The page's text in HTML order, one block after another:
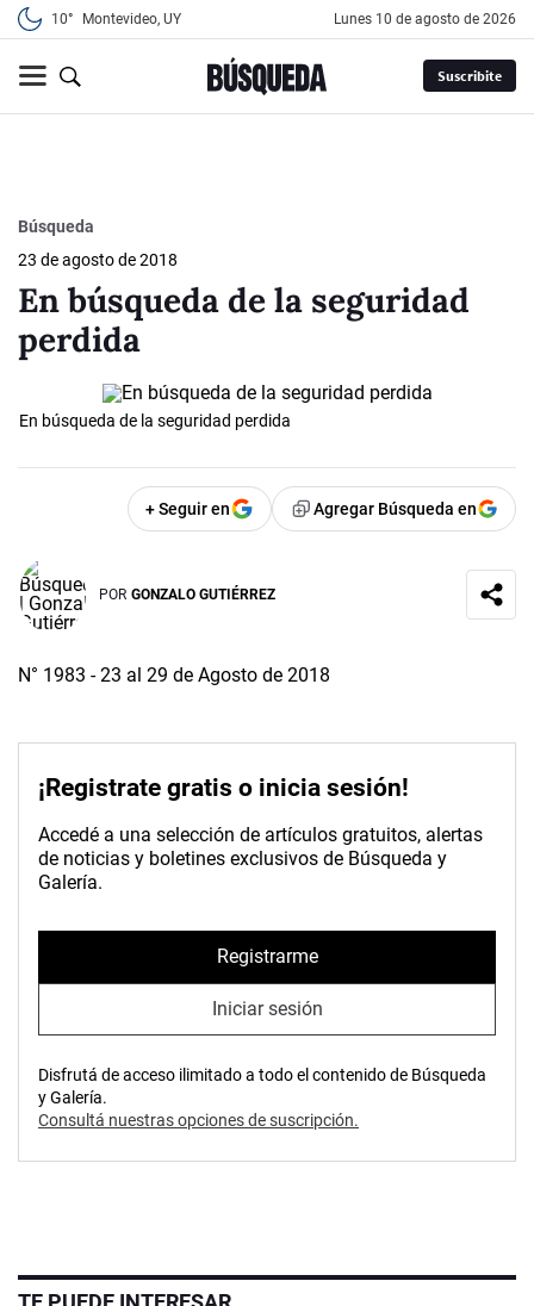
10° Montevideo, UY lunes 10 de agosto de 2026
Suscribite
Búsqueda
23 de agosto de 2018
En búsqueda de la seguridad
perdida
En búsqueda de la seguridad perdida
+ Seguir en Agregar Búsqueda en
POR GONZALO GUTIÉRREZ
N° 1983 - 23 al 29 de Agosto de 2018
¡Registrate gratis o inicia sesión!
Accedé a una selección de artículos gratuitos, alertas
de noticias y boletines exclusivos de Búsqueda y
Galería.
Registrarme
Iniciar sesión
Disfrutá de acceso ilimitado a todo el contenido de Búsqueda
y Galería.
Consultá nuestras opciones de suscripción.